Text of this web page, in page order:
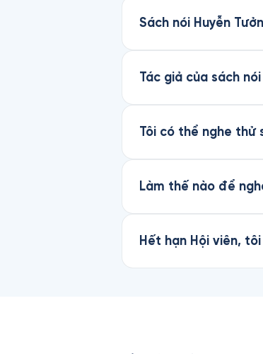
Sách nói Huyễn
Tác giả của sách
Tôi có thể nghe thử
Làm thế nào để
Hết hạn Hội viên,